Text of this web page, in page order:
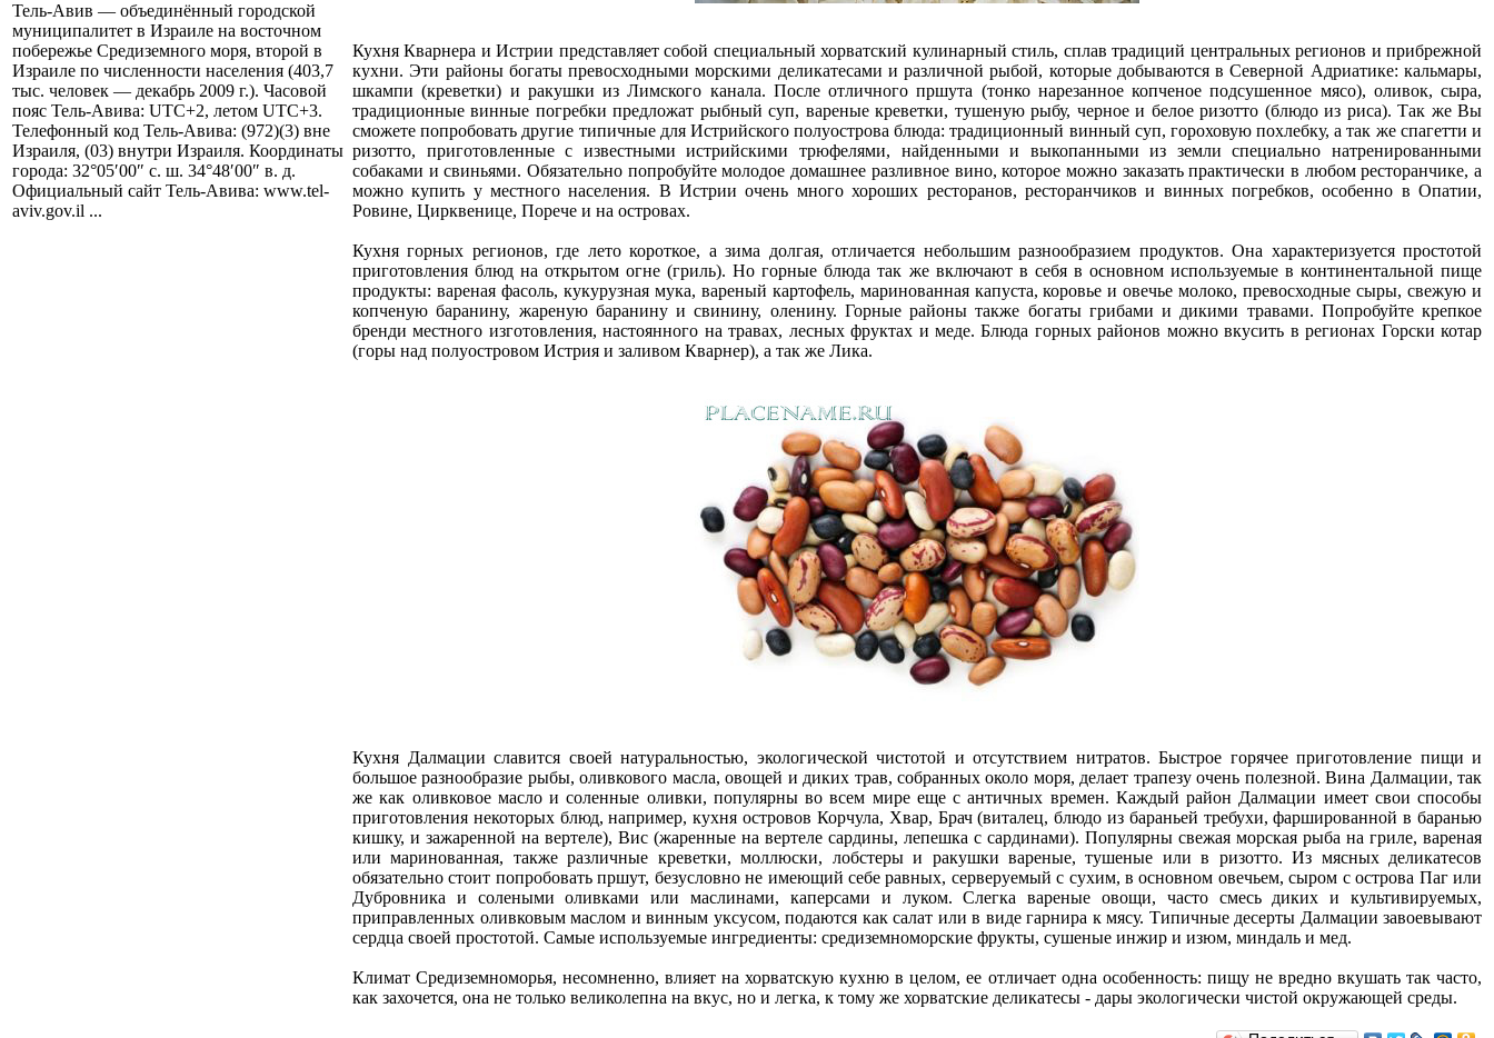
Тель-Авив — объединённый городской
муниципалитет в Израиле на восточном
побережье Средиземного моря, второй в
Израиле по численности населения (403,7
тыс. человек — декабрь 2009 г.). Часовой
пояс Тель-Авива: UTC+2, летом UTC+3.
Телефонный код Тель-Авива: (972)(3) вне
Израиля, (03) внутри Израиля. Координаты
города: 32°05′00″ с. ш. 34°48′00″ в. д.
Официальный сайт Тель-Авива: www.tel-
aviv.gov.il ...
Кухня Кварнера и Истрии представляет собой специальный хорватский кулинарный стиль, сплав традиций центральных регионов и прибрежной
кухни. Эти районы богаты превосходными морскими деликатесами и различной рыбой, которые добываются в Северной Адриатике: кальмары,
шкампи (креветки) и ракушки из Лимского канала. После отличного пршута (тонко нарезанное копченое подсушенное мясо), оливок, сыра,
традиционные винные погребки предложат рыбный суп, вареные креветки, тушеную рыбу, черное и белое ризотто (блюдо из риса). Так же Вы
сможете попробовать другие типичные для Истрийского полуострова блюда: традиционный винный суп, гороховую похлебку, а так же спагетти и
ризотто, приготовленные с известными истрийскими трюфелями, найденными и выкопанными из земли специально натренированными
собаками и свиньями. Обязательно попробуйте молодое домашнее разливное вино, которое можно заказать практически в любом ресторанчике, а
можно купить у местного населения. В Истрии очень много хороших ресторанов, ресторанчиков и винных погребков, особенно в Опатии,
Ровине, Цирквенице, Порече и на островах.
Кухня горных регионов, где лето короткое, а зима долгая, отличается небольшим разнообразием продуктов. Она характеризуется простотой
приготовления блюд на открытом огне (гриль). Но горные блюда так же включают в себя в основном используемые в континентальной пище
продукты: вареная фасоль, кукурузная мука, вареный картофель, маринованная капуста, коровье и овечье молоко, превосходные сыры, свежую и
копченую баранину, жареную баранину и свинину, оленину. Горные районы также богаты грибами и дикими травами. Попробуйте крепкое
бренди местного изготовления, настоянного на травах, лесных фруктах и меде. Блюда горных районов можно вкусить в регионах Горски котар
(горы над полуостровом Истрия и заливом Кварнер), а так же Лика.
Кухня Далмации славится своей натуральностью, экологической чистотой и отсутствием нитратов. Быстрое горячее приготовление пищи и
большое разнообразие рыбы, оливкового масла, овощей и диких трав, собранных около моря, делает трапезу очень полезной. Вина Далмации, так
же как оливковое масло и соленные оливки, популярны во всем мире еще с античных времен. Каждый район Далмации имеет свои способы
приготовления некоторых блюд, например, кухня островов Корчула, Хвар, Брач (виталец, блюдо из бараньей требухи, фаршированной в баранью
кишку, и зажаренной на вертеле), Вис (жаренные на вертеле сардины, лепешка с сардинами). Популярны свежая морская рыба на гриле, вареная
или маринованная, также различные креветки, моллюски, лобстеры и ракушки вареные, тушеные или в ризотто. Из мясных деликатесов
обязательно стоит попробовать пршут, безусловно не имеющий себе равных, серверуемый с сухим, в основном овечьем, сыром с острова Паг или
Дубровника и солеными оливками или маслинами, каперсами и луком. Слегка вареные овощи, часто смесь диких и культивируемых,
приправленных оливковым маслом и винным уксусом, подаются как салат или в виде гарнира к мясу. Типичные десерты Далмации завоевывают
сердца своей простотой. Самые используемые ингредиенты: средиземноморские фрукты, сушеные инжир и изюм, миндаль и мед.
Климат Средиземноморья, несомненно, влияет на хорватскую кухню в целом, ее отличает одна особенность: пищу не вредно вкушать так часто,
как захочется, она не только великолепна на вкус, но и легка, к тому же хорватские деликатесы - дары экологически чистой окружающей среды.